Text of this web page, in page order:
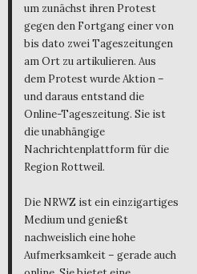
um zunächst ihren Protest
gegen den Fortgang einer von
bis dato zwei Tageszeitungen
am Ort zu artikulieren. Aus
dem Protest wurde Aktion –
und daraus entstand die
Online-Tageszeitung. Sie ist
die unabhängige
Nachrichtenplattform für die
Region Rottweil.
Die NRWZ ist ein einzigartiges
Medium und genießt
nachweislich eine hohe
Aufmerksamkeit – gerade auch